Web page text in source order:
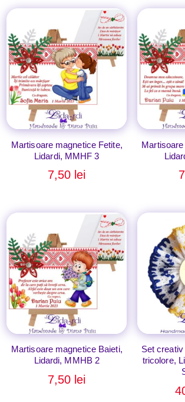
Martisoare magnetice Fetite,
Lidardi, MMHF 3
7,50 lei
Martisoare magnetice Baieti,
Lidardi, MMHB 2
7,50 lei
Set
tricolore,